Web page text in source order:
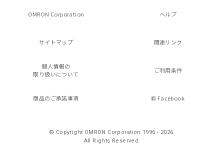
OMRON Corporation ヘルプ
サイトマップ 関連リンク
個人情報の
取り扱いについて
ご利用条件
商品のご承諾事項 Facebook
© Copyright OMRON Corporation 1996 - 2026.
All Rights Reserved.